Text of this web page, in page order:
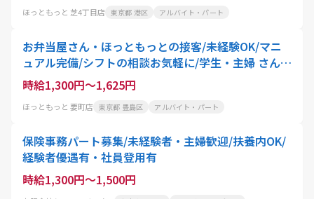
ほっともっと 芝4丁目店 東京都 港区 アルバイト・パート
お弁当屋さん・ほっともっとの接客/未経験OK/マニ
ュアル完備/シフトの相談お気軽に/学生・主婦 さん活
躍中
時給1,300円～1,625円
ほっともっと 要町店 東京都 豊島区 アルバイト・パート
保険事務パート募集/未経験者・主婦歓迎/扶養内OK/
経験者優遇有・社員登用有
時給1,300円～1,500円